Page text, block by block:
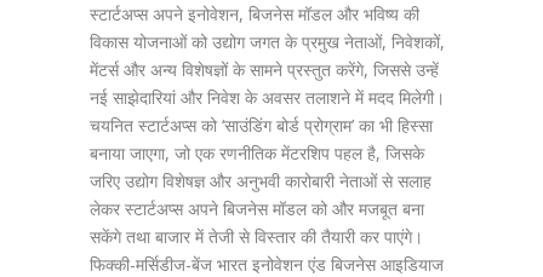
स्टार्टअप्स अपने इनोवेशन, बिजनेस मॉडल और भविष्य की
विकास योजनाओं को उद्योग जगत के प्रमुख नेताओं, निवेशकों,
मेंटर्स और अन्य विशेषज्ञों के सामने प्रस्तुत करेंगे, जिससे उन्हें
नई साझेदारियां और निवेश के अवसर तलाशने में मदद मिलेगी।
चयनित स्टार्टअप्स को ‘साउंडिंग बोर्ड प्रोग्राम’ का भी हिस्सा
बनाया जाएगा, जो एक रणनीतिक मेंटरशिप पहल है, जिसके
जरिए उद्योग विशेषज्ञ और अनुभवी कारोबारी नेताओं से सलाह
लेकर स्टार्टअप्स अपने बिजनेस मॉडल को और मजबूत बना
सकेंगे तथा बाजार में तेजी से विस्तार की तैयारी कर पाएंगे।
फिक्की-मर्सिडीज-बेंज भारत इनोवेशन एंड बिजनेस आइडियाज